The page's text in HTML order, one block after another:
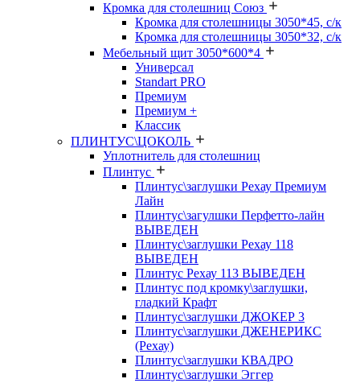
Кромка для столешниц Союз
Кромка для столешницы 3050*45, с/к
Кромка для столешницы 3050*32, с/к
Мебельный щит 3050*600*4
Универсал
Standart PRO
Премиум
Премиум +
Классик
ПЛИНТУС\ЦОКОЛЬ
Уплотнитель для столешниц
Плинтус
Плинтус\заглушки Рехау Премиум
Лайн
Плинтус\загулшки Перфетто-лайн
ВЫВЕДЕН
Плинтус\заглушки Рехау 118
ВЫВЕДЕН
Плинтус Рехау 113 ВЫВЕДЕН
Плинтус под кромку\заглушки,
гладкий Крафт
Плинтус\заглушки ДЖОКЕР 3
Плинтус\заглушки ДЖЕНЕРИКС
(Рехау)
Плинтус\заглушки КВАДРО
Плинтус\заглушки Эггер